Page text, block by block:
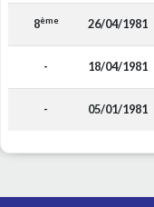
8ème 26/04/1981
- 18/04/1981
- 05/01/1981